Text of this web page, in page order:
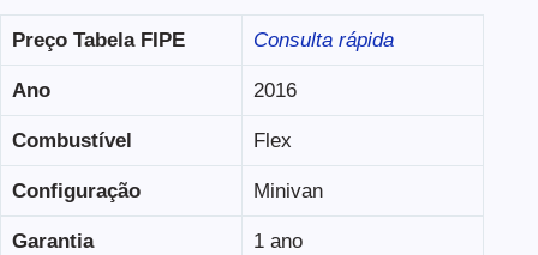
Preço Tabela FIPE Consulta rápida
Ano 2016
Combustível Flex
Configuração Minivan
Garantia 1 ano